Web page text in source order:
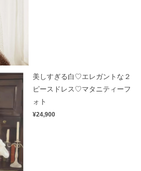
美しすぎる白♡エレガントな２
ピースドレス♡マタニティーフ
ォト
¥24,900